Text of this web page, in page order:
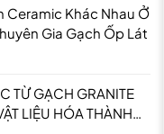
Ceramic Khác Nhau Ở
Gia Gạch Ốp Lát
TỪ GẠCH GRANITE
LIỆU HÓA THÀNH